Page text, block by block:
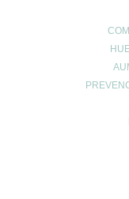
Salud para mayores